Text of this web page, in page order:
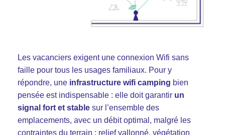
Les vacanciers exigent une connexion Wifi sans
faille pour tous les usages familiaux. Pour y
répondre, une infrastructure wifi camping bien
pensée est indispensable : elle doit garantir un
signal fort et stable sur l’ensemble des
emplacements, avec un débit optimal, malgré les
contraintes du terrain : relief vallonné, végétation